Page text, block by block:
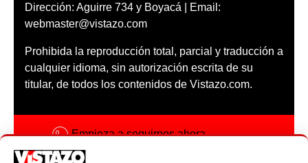
Dirección: Aguirre 734 y Boyacá | Email:
webmaster@vistazo.com
Prohibida la reproducción total, parcial y traducción a
cualquier idioma, sin autorización escrita de su
titular, de todos los contenidos de Vistazo.com.
Empieza a seguirnos ahora